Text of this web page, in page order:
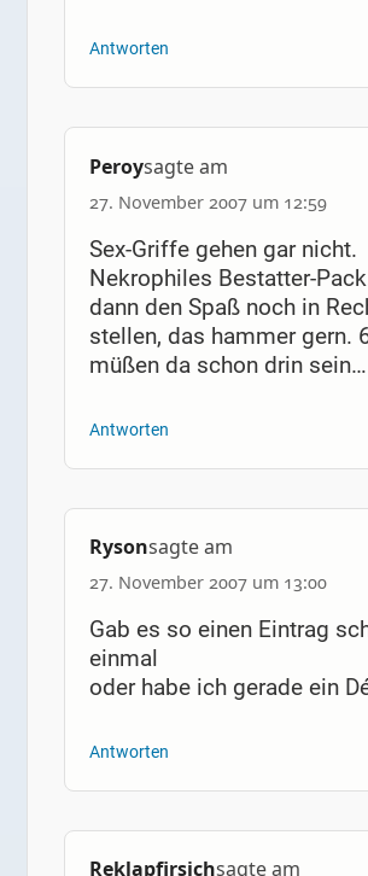
Antworten
Peroysagte am
27. November 2007 um 12:59
Sex-Griffe gehen gar nicht.
Nekrophiles Bestatter-
dann den Spaß noch in
stellen, das hammer gern.
müßen da schon drin sein…
Antworten
Rysonsagte am
27. November 2007 um 13:00
Gab es so einen Eintrag
einmal
oder habe ich gerade ein
Antworten
Reklapfirsichsagte am